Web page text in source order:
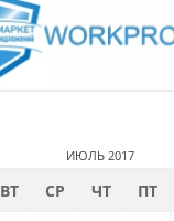
ИЮЛЬ 2017
ВТ СР ЧТ ПТ